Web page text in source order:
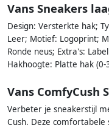
Vans Sneakers
Design: Versterkte hak;
Leer; Motief: Logoprint;
Ronde neus; Extra's:
Hakhoogte: Platte hak (0-
Vans ComfyCush
Verbeter je sneakerstijl
Cush. Deze